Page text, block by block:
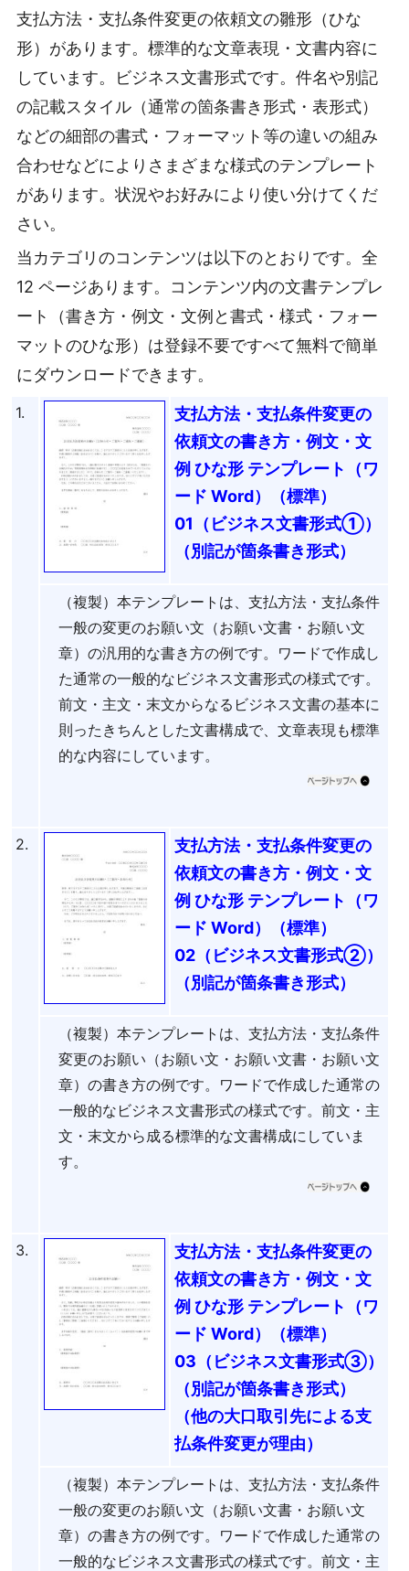
支払方法・支払条件変更の依頼文の雛形（ひな
形）があります。標準的な文章表現・文書内容に
しています。ビジネス文書形式です。件名や別記
の記載スタイル（通常の箇条書き形式・表形式）
などの細部の書式・フォーマット等の違いの組み
合わせなどによりさまざまな様式のテンプレート
があります。状況やお好みにより使い分けてくだ
さい。
当カテゴリのコンテンツは以下のとおりです。全
12 ページあります。コンテンツ内の文書テンプレ
ート（書き方・例文・文例と書式・様式・フォー
マットのひな形）は登録不要ですべて無料で簡単
にダウンロードできます。
1.
支払方法・支払条件変更の
依頼文の書き方・例文・文
例 ひな形 テンプレート（ワ
ード Word）（標準）
01（ビジネス文書形式①）
（別記が箇条書き形式）
（複製）本テンプレートは、支払方法・支払条件
一般の変更のお願い文（お願い文書・お願い文
章）の汎用的な書き方の例です。ワードで作成し
た通常の一般的なビジネス文書形式の様式です。
前文・主文・末文からなるビジネス文書の基本に
則ったきちんとした文書構成で、文章表現も標準
的な内容にしています。
2.
支払方法・支払条件変更の
依頼文の書き方・例文・文
例 ひな形 テンプレート（ワ
ード Word）（標準）
02（ビジネス文書形式②）
（別記が箇条書き形式）
（複製）本テンプレートは、支払方法・支払条件
変更のお願い（お願い文・お願い文書・お願い文
章）の書き方の例です。ワードで作成した通常の
一般的なビジネス文書形式の様式です。前文・主
文・末文から成る標準的な文書構成にしていま
す。
3.
支払方法・支払条件変更の
依頼文の書き方・例文・文
例 ひな形 テンプレート（ワ
ード Word）（標準）
03（ビジネス文書形式③）
（別記が箇条書き形式）
（他の大口取引先による支
払条件変更が理由）
（複製）本テンプレートは、支払方法・支払条件
一般の変更のお願い文（お願い文書・お願い文
章）の書き方の例です。ワードで作成した通常の
一般的なビジネス文書形式の様式です。前文・主